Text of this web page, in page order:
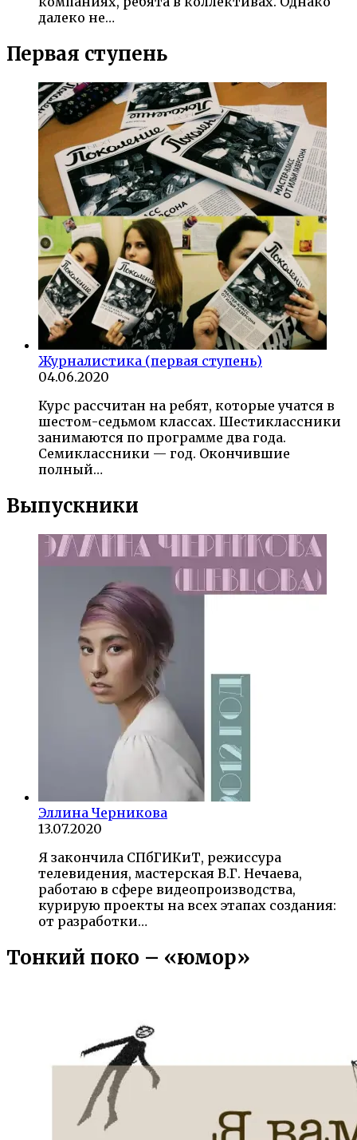
далеко не…
Первая ступень
Журналистика (первая ступень)
04.06.2020
Курс рассчитан на ребят, которые учатся в
шестом-седьмом классах. Шестиклассники
занимаются по программе два года.
Семиклассники — год. Окончившие
полный…
Выпускники
Эллина Черникова
13.07.2020
Я закончила СПбГИКиТ, режиссура
телевидения, мастерская В.Г. Нечаева,
работаю в сфере видеопроизводства,
курирую проекты на всех этапах создания:
от разработки…
Тонкий поко – «юмор»